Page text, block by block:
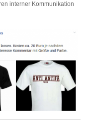
interner Kommunikation